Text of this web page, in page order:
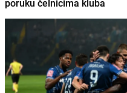
poruku čelnicima kluba